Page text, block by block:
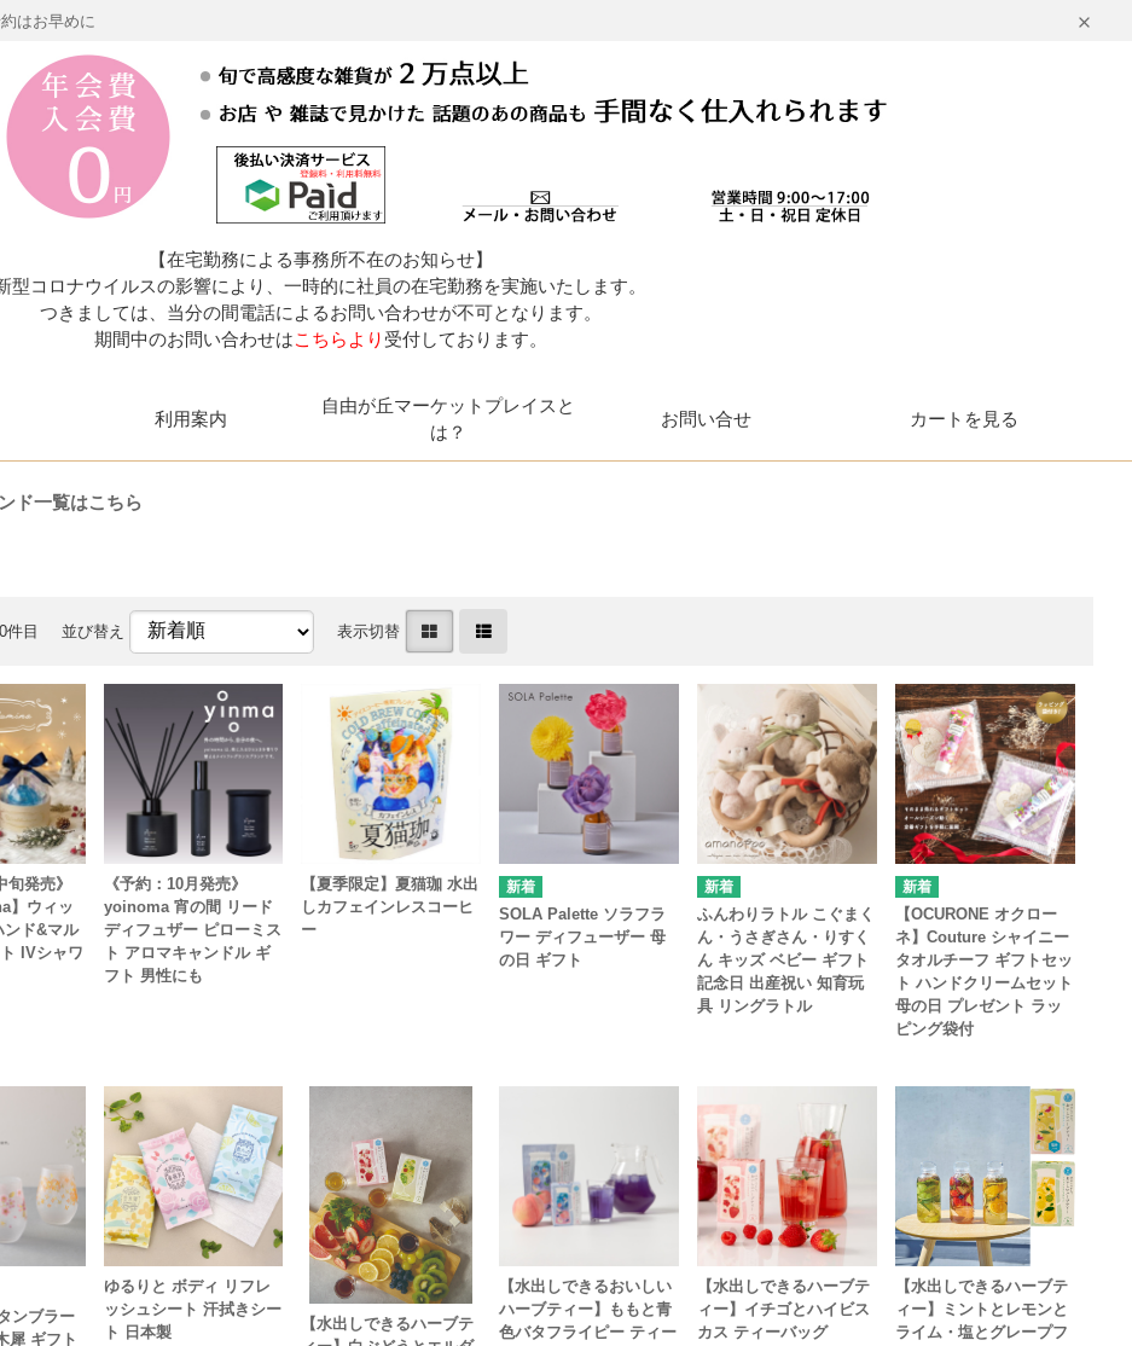
はお早めに
【在宅勤務による事務所不在のお知らせ】
型コロナウイルスの影響により、一時的に社員の在宅勤務を実施いたします。
つきましては、当分の間電話によるお問い合わせが不可となります。
期間中のお問い合わせはこちらより 受付しております。
利用案内
自由が丘マーケットプレイスと
は？
お問い合せ カートを見る
件目 並び替え 表示切替
旬発売》
】ウィッ
ンド&マル
IVシャワ
《予約：10月発売》
yoinoma 宵の間 リード
ディフュザー ピローミス
ト アロマキャンドル ギ
フト 男性にも
【夏季限定】夏猫珈 水出
しカフェインレスコーヒ
ー
SOLA Palette ソラフラ
ワー ディフューザー 母
の日 ギフト
ふんわりラトル こぐまく
ん・うさぎさん・りすく
ん キッズ ベビー ギフト
記念日 出産祝い 知育玩
具 リングラトル
【OCURONE オクロー
ネ】Couture シャイニー
タオルチーフ ギフトセッ
ト ハンドクリームセット
母の日 プレゼント ラッ
ピング袋付
ンブラー
犀 ギフト
ゆるりと ボディ リフレ
ッシュシート 汗拭きシー
ト 日本製
【水出しできるハーブテ
【水出しできるおいしい
ハーブティー】ももと青
色バタフライピー ティー
【水出しできるハーブテ
ィー】イチゴとハイビス
カス ティーバッグ
【水出しできるハーブテ
ィー】ミントとレモンと
ライム・塩とグレープフ